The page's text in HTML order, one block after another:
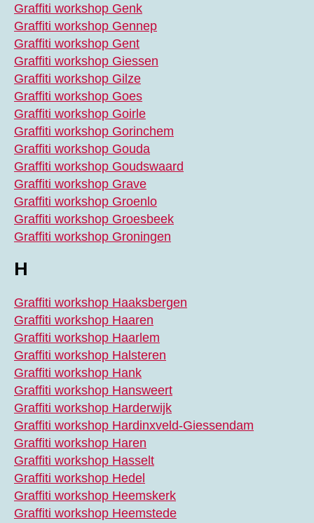
Graffiti workshop Genk
Graffiti workshop Gennep
Graffiti workshop Gent
Graffiti workshop Giessen
Graffiti workshop Gilze
Graffiti workshop Goes
Graffiti workshop Goirle
Graffiti workshop Gorinchem
Graffiti workshop Gouda
Graffiti workshop Goudswaard
Graffiti workshop Grave
Graffiti workshop Groenlo
Graffiti workshop Groesbeek
Graffiti workshop Groningen
H
Graffiti workshop Haaksbergen
Graffiti workshop Haaren
Graffiti workshop Haarlem
Graffiti workshop Halsteren
Graffiti workshop Hank
Graffiti workshop Hansweert
Graffiti workshop Harderwijk
Graffiti workshop Hardinxveld-Giessendam
Graffiti workshop Haren
Graffiti workshop Hasselt
Graffiti workshop Hedel
Graffiti workshop Heemskerk
Graffiti workshop Heemstede